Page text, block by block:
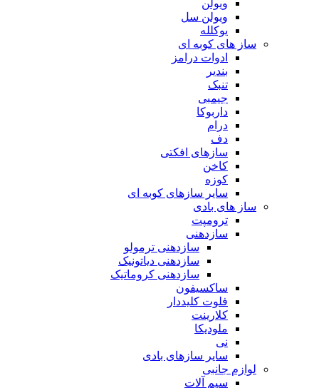
ویولن
ویولن سل
یوکلله
ساز های کوبه ای
ادوات درامز
بندیر
تنبک
جیمبی
داربوکا
درام
دف
سازهای افکتی
کاخن
کوزه
سایر سازهای کوبه ای
ساز های بادی
ترومپت
سازدهنی
سازدهنی ترمولو
سازدهنی دیاتونیک
سازدهنی کروماتیک
ساکسیفون
فلوت کلیددار
کلارینت
ملودیکا
نی
سایر سازهای بادی
لوازم جانبی
سیم آلات